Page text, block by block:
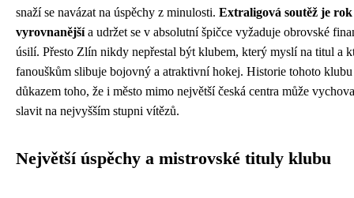
snaží se navázat na úspěchy z minulosti. Extraligová soutěž je
vyrovnanějšía udržet se v absolutní špičce vyžaduje obrovské
úsilí. Přesto Zlín nikdy nepřestal být klubem, který myslí na titul a
fanouškům slibuje bojovný a atraktivní hokej. Historie tohoto
důkazem toho, že i město mimo největší česká centra může
slavit na nejvyšším stupni vítězů.
Největší úspěchy a mistrovské tituly klubu